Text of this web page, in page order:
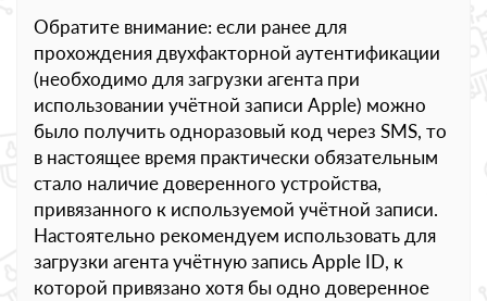
Обратите внимание: если ранее для
прохождения двухфакторной аутентификации
(необходимо для загрузки агента при
использовании учётной записи Apple) можно
было получить одноразовый код через SMS, то
в настоящее время практически обязательным
стало наличие доверенного устройства,
привязанного к используемой учётной записи.
Настоятельно рекомендуем использовать для
загрузки агента учётную запись Apple ID, к
которой привязано хотя бы одно доверенное